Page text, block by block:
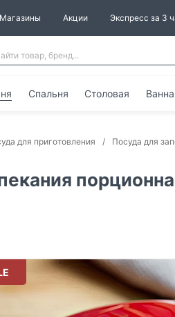
Магазины Акции Экспресс за 3
Спальня Столовая
для приготовления Посуда для